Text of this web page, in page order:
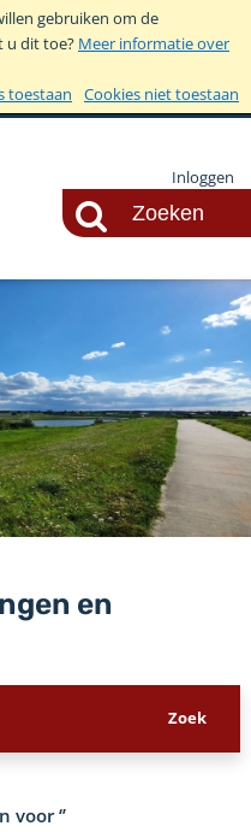
gebruiken om de
u dit toe? Meer informatie over
toestaan
Cookies niet toestaan
Inloggen
en
voor‘’